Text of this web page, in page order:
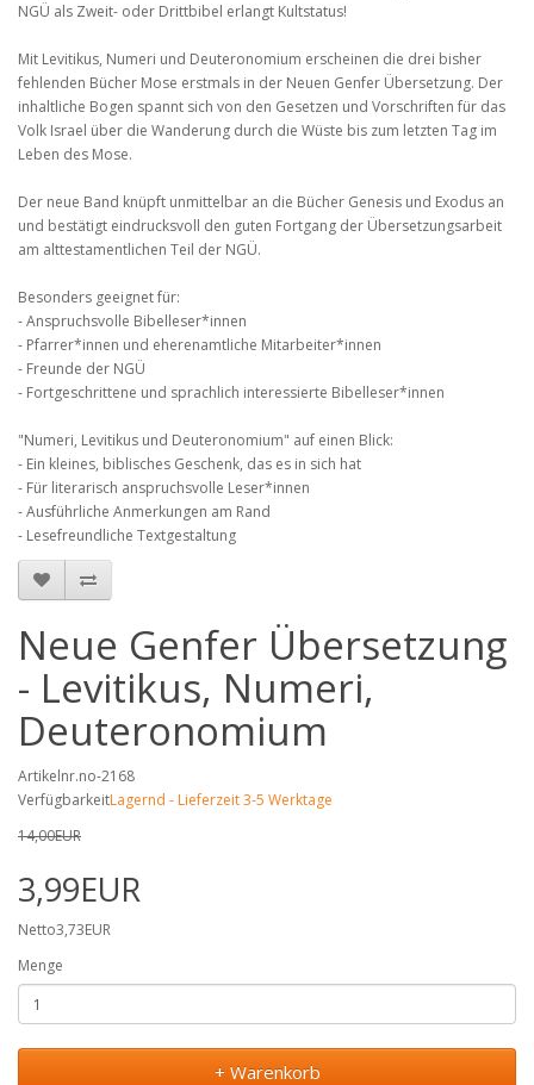
NGÜ als Zweit- oder Drittbibel erlangt Kultstatus!
Mit Levitikus, Numeri und Deuteronomium erscheinen die drei bisher
fehlenden Bücher Mose erstmals in der Neuen Genfer Übersetzung. Der
inhaltliche Bogen spannt sich von den Gesetzen und Vorschriften für das
Volk Israel über die Wanderung durch die Wüste bis zum letzten Tag im
Leben des Mose.
Der neue Band knüpft unmittelbar an die Bücher Genesis und Exodus an
und bestätigt eindrucksvoll den guten Fortgang der Übersetzungsarbeit
am alttestamentlichen Teil der NGÜ.
Besonders geeignet für:
- Anspruchsvolle Bibelleser*innen
- Pfarrer*innen und eherenamtliche Mitarbeiter*innen
- Freunde der NGÜ
- Fortgeschrittene und sprachlich interessierte Bibelleser*innen
"Numeri, Levitikus und Deuteronomium" auf einen Blick:
- Ein kleines, biblisches Geschenk, das es in sich hat
- Für literarisch anspruchsvolle Leser*innen
- Ausführliche Anmerkungen am Rand
- Lesefreundliche Textgestaltung
Neue Genfer Übersetzung
- Levitikus, Numeri,
Deuteronomium
Artikelnr.no-2168
VerfügbarkeitLagernd - Lieferzeit 3-5 Werktage
14,00EUR
3,99EUR
Netto3,73EUR
Menge
+ Warenkorb